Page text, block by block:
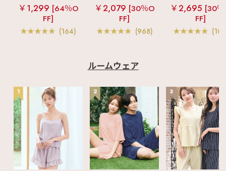
ラ
リッチバスト
ブラトップ (ワイヤ
ー入り)
￥1,299 [64％O
FF]
(164)
ームレスブラ
超
盛ブラ(R) シームレ
ス 単品ブラジャー
￥2,079 [30％O
FF]
(968)
ショートレン
ス ブラトップ 超
ブラ(R) 単品ブ
ャー
￥2,695 [30
FF]
ルームウェア
1 2 3